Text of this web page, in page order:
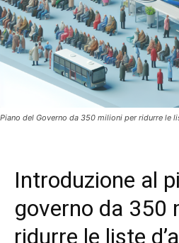
Piano del Governo da 350 milioni per ridurre le
Introduzione al
governo da 350
ridurre le liste